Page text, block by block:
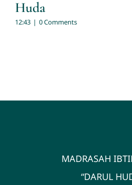
Huda
12:43 | 0 Comments
MADRASAH
“DARUL